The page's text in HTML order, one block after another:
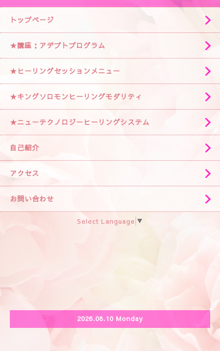
トップページ
★講座：アデプトプログラム
★ヒーリングセッションメニュー
★キングソロモンヒーリングモダリティ
★ニューテクノロジーヒーリングシステム
自己紹介
アクセス
お問い合わせ
Select Language ▼
2026.08.10 Monday